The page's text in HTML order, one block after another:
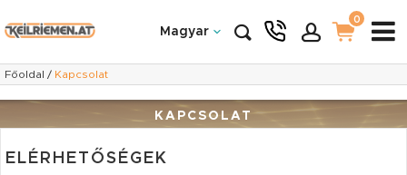
Magyar
0
Főoldal / Kapcsolat
KAPCSOLAT
ELÉRHETŐSÉGEK